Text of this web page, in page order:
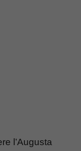
l’Augusta